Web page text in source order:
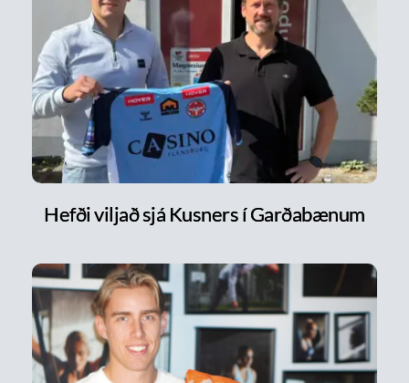
Hefði viljað sjá Kusners í Garðabænum